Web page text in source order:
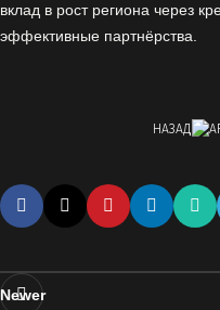
вклад в рост региона через
эффективные партнёрства.
НАЗАД
Newer